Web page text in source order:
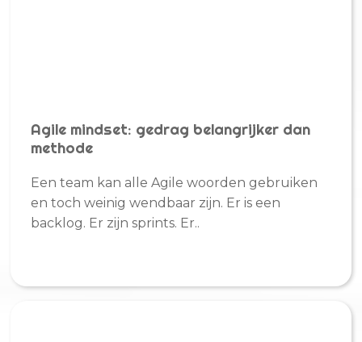
Agile mindset: gedrag belangrijker dan
methode
Een team kan alle Agile woorden gebruiken
en toch weinig wendbaar zijn. Er is een
backlog. Er zijn sprints. Er..